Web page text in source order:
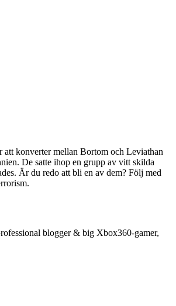
konverter mellan Bortom och Leviathan
De satte ihop en grupp av vitt skilda
Är du redo att bli en av dem? Följ med
blogger & big Xbox360-gamer,